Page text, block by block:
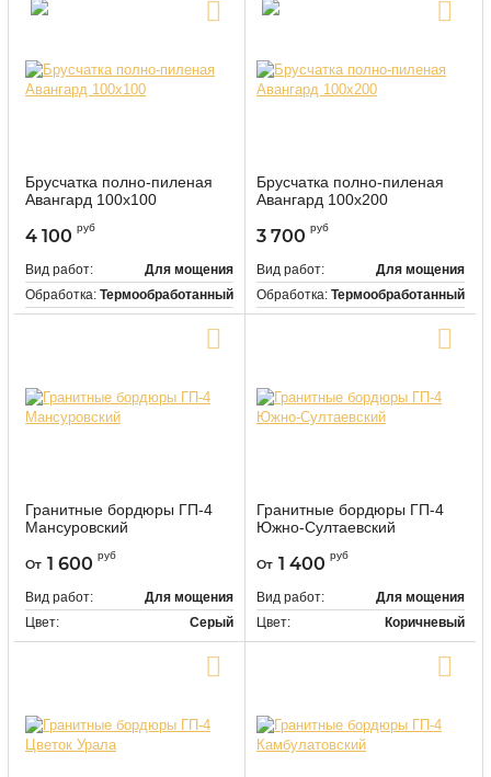
Брусчатка полно-пиленая
Авангард 100х100
4 100 руб
Вид работ:
Для мощения
Обработка: Термообработанный
Брусчатка полно-пиленая
Авангард 100х200
3 700 руб
Вид работ:
Для мощения
Обработка: Термообработанный
Гранитные бордюры ГП-4
Мансуровский
От 1 600 руб
Вид работ:
Для мощения
Цвет:
Серый
Гранитные бордюры ГП-4
Южно-Султаевский
От 1 400 руб
Вид работ:
Для мощения
Цвет:
Коричневый